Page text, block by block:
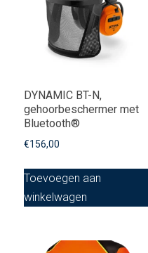
DYNAMIC BT-N,
gehoorbeschermer met
Bluetooth®
€156,00
Toevoegen aan
winkelwagen